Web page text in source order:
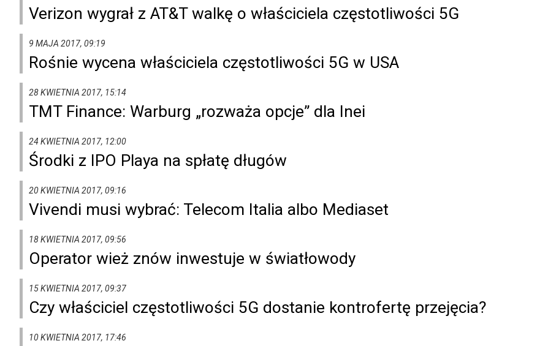
Verizon wygrał z AT&T walkę o właściciela częstotliwości 5G
9 MAJA 2017, 09:19
Rośnie wycena właściciela częstotliwości 5G w USA
28 KWIETNIA 2017, 15:14
TMT Finance: Warburg „rozważa opcje” dla Inei
24 KWIETNIA 2017, 12:00
Środki z IPO Playa na spłatę długów
20 KWIETNIA 2017, 09:16
Vivendi musi wybrać: Telecom Italia albo Mediaset
18 KWIETNIA 2017, 09:56
Operator wież znów inwestuje w światłowody
15 KWIETNIA 2017, 09:37
Czy właściciel częstotliwości 5G dostanie kontrofertę przejęcia?
10 KWIETNIA 2017, 17:46